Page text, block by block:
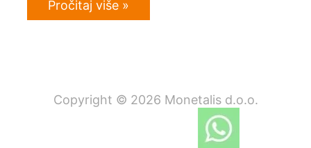
Pročitaj više »
Copyright © 2026 Monetalis d.o.o.